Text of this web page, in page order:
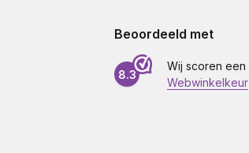
Beoordeeld met
8.3
Wij scoren een
Webwinkelkeur